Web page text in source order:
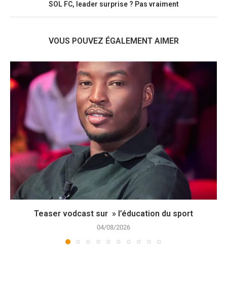
SOL FC, leader surprise ? Pas vraiment
VOUS POUVEZ ÉGALEMENT AIMER
Teaser vodcast sur » l’éducation du sport
04/08/2026